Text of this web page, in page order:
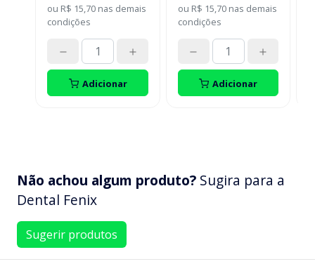
ou R$ 15,70 nas demais
condições
Adicionar
ou R$ 15,70nas demais
condições
Adicionar
Não achou algum produto? Sugira para a
Dental Fenix
Sugerir produtos